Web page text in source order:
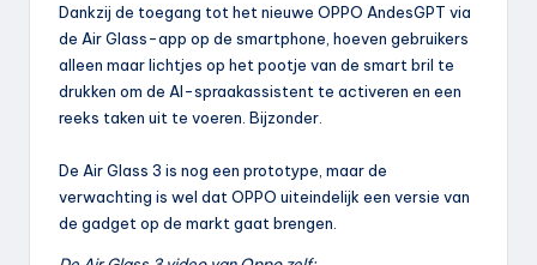
Dankzij de toegang tot het nieuwe OPPO AndesGPT via
de Air Glass-app op de smartphone, hoeven gebruikers
alleen maar lichtjes op het pootje van de smart bril te
drukken om de AI-spraakassistent te activeren en een
reeks taken uit te voeren. Bijzonder.
De Air Glass 3 is nog een prototype, maar de
verwachting is wel dat OPPO uiteindelijk een versie van
de gadget op de markt gaat brengen.